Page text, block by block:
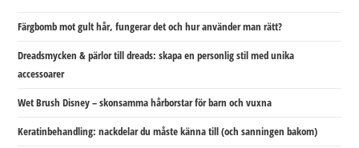
Färgbomb mot gult hår, fungerar det och hur använder man rätt?
Dreadsmycken & pärlor till dreads: skapa en personlig stil med unika
accessoarer
Wet Brush Disney – skonsamma hårborstar för barn och vuxna
Keratinbehandling: nackdelar du måste känna till (och sanningen bakom)